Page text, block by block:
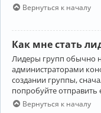
Вернуться к началу
Как мне стать
Лидеры групп обычно
администраторами
создании группы,
попробуйте
Вернуться к началу